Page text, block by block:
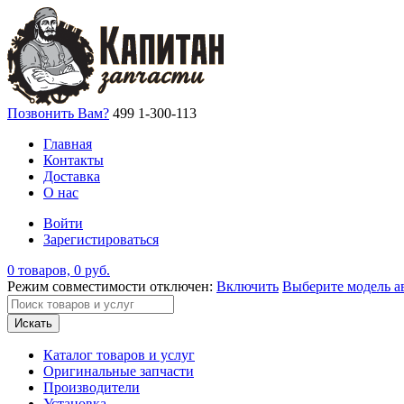
Позвонить Вам? 499 1-300-113
Главная
Контакты
Доставка
О нас
Войти
Зарегистироваться
0 товаров, 0 руб.
Режим совместимости отключен: Включить Выберите модель
Искать
Каталог товаров и услуг
Оригинальные запчасти
Производители